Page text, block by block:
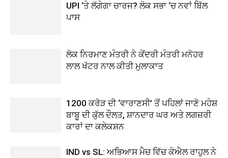
UPI ‘ਤੇ ਲੱਗੇਗਾ ਚਾਰਜ? ਲੋਕ ਸਭਾ ‘ਚ ਨਵਾਂ ਬਿੱਲ
ਪਾਸ
ਲੋਕ ਨਿਰਮਾਣ ਮੰਤਰੀ ਨੇ ਕੇਂਦਰੀ ਮੰਤਰੀ ਮਨੋਹਰ
ਲਾਲ ਖੱਟਰ ਨਾਲ ਕੀਤੀ ਮੁਲਾਕਾਤ
1200 ਕਰੋੜ ਦੀ ‘ਵਾਰਾਣਸੀ’ ਤੋਂ ਪਹਿਲਾਂ ਜਾਣੋ ਮਹੇਸ਼
ਬਾਬੂ ਦੀ ਕੁੱਲ ਦੌਲਤ, ਸ਼ਾਨਦਾਰ ਘਰ ਅਤੇ ਲਗਜ਼ਰੀ
ਕਾਰਾਂ ਦਾ ਕਲੇਕਸ਼ਨ
IND vs SL: ਅਭਿਆਸ ਮੈਚ ਵਿੱਚ ਕੇਐਲ ਰਾਹੁਲ ਨੇ